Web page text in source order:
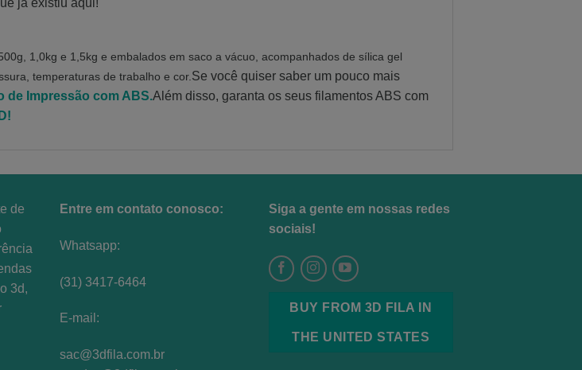
já existiu aqui!
1,0kg e 1,5kg e embalados em saco a vácuo, acompanhados de sílica gel
temperaturas de trabalho e cor. Se você quiser saber um pouco mais
de Impressão com ABS.Além disso, garanta os seus filamentos ABS com
de
3d,
Entre em contato conosco:
Whatsapp:
(31) 3417-6464
E-mail:
sac@3dfila.com.br
Siga a gente em nossas redes
sociais!
BUY FROM 3D FILA IN
THE UNITED STATES